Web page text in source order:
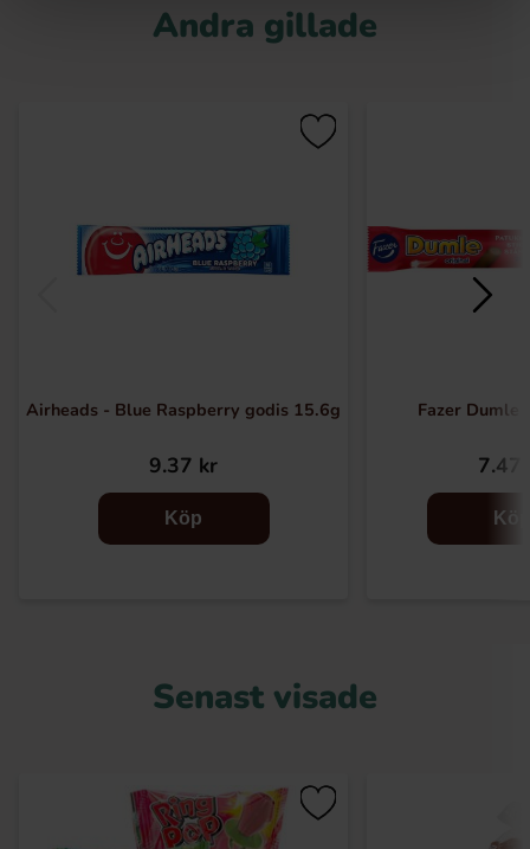
Andra gillade
Airheads - Blue Raspberry godis 15.6g
9.37 kr
Köp
Fazer Dumle
7.47
Köp
Senast visade